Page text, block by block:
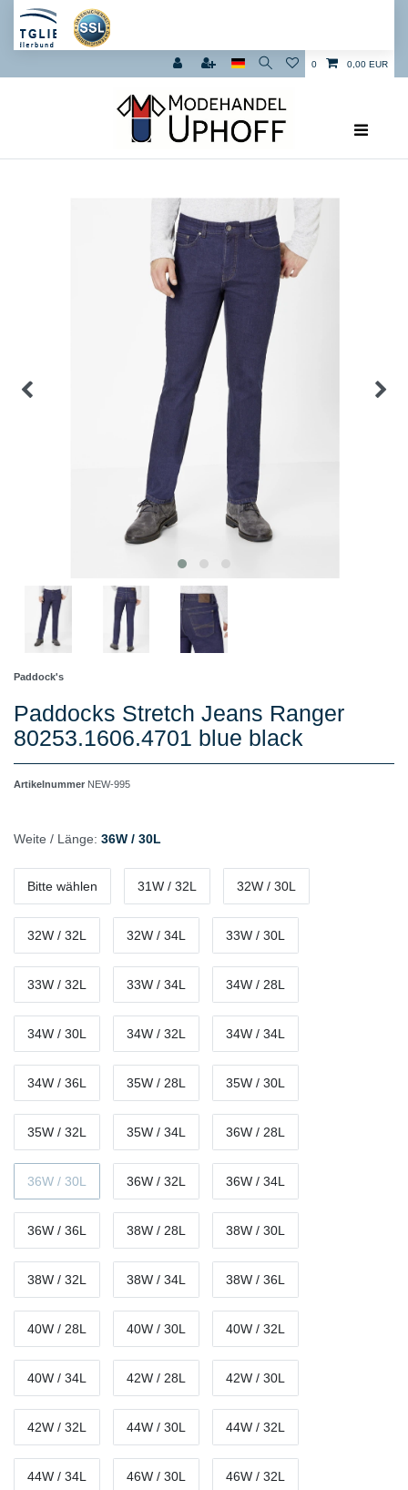
0 0,00 EUR
Paddock's
Paddocks Stretch Jeans Ranger
80253.1606.4701 blue black
Artikelnummer NEW-995
Weite / Länge: 36W / 30L
Bitte wählen 31W / 32L 32W / 30L
32W / 32L 32W / 34L 33W / 30L
33W / 32L 33W / 34L 34W / 28L
34W / 30L 34W / 32L 34W / 34L
34W / 36L 35W / 28L 35W / 30L
35W / 32L 35W / 34L 36W / 28L
36W / 30L 36W / 32L 36W / 34L
36W / 36L 38W / 28L 38W / 30L
38W / 32L 38W / 34L 38W / 36L
40W / 28L 40W / 30L 40W / 32L
40W / 34L 42W / 28L 42W / 30L
42W / 32L 44W / 30L 44W / 32L
44W / 34L 46W / 30L 46W / 32L